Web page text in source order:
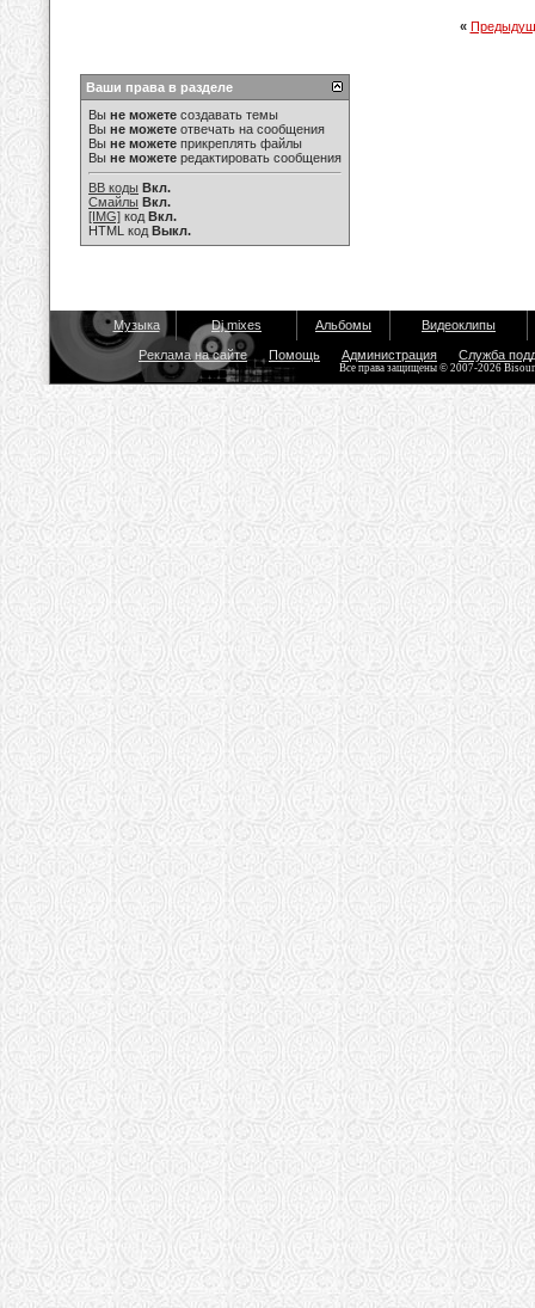
«
Ваши права в разделе
Вы не можете создавать темы
Вы не можете отвечать на сообщения
Вы не можете прикреплять файлы
Вы не можете редактировать сообщения
BB коды Вкл.
Смайлы Вкл.
[IMG] код Вкл.
HTML код Выкл.
Музыка Dj mixes Альбомы Видеоклипы
Реклама на сайте Помощь Администрация Служба
Все права защищены © 2007-2026